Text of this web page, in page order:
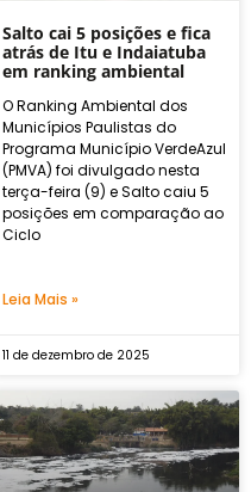
Salto cai 5 posições e fica
atrás de Itu e Indaiatuba
em ranking ambiental
O Ranking Ambiental dos
Municípios Paulistas do
Programa Município VerdeAzul
(PMVA) foi divulgado nesta
terça-feira (9) e Salto caiu 5
posições em comparação ao
Ciclo
Leia Mais »
11 de dezembro de 2025